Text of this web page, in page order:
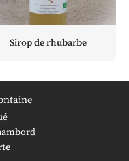
Rejoignez-
Sirop de rhubarbe